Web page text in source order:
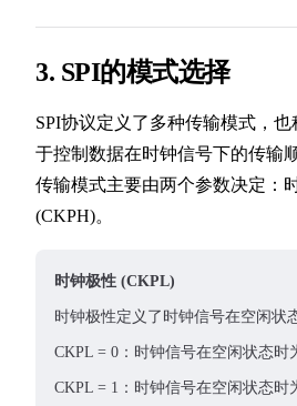
3. SPI的模式选择
SPI协议定义了多种传输模式，
于控制数据在时钟信号下的传输
传输模式主要由两个参数决定：
(CKPH)。
时钟极性 (CKPL)
时钟极性定义了时钟信号在空闲状
CKPL = 0：时钟信号在空闲状态时
CKPL = 1：时钟信号在空闲状态时